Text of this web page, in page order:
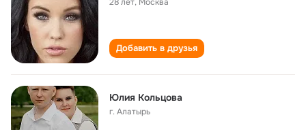
Добавить в друзья
Юлия Кольцова
г. Алатырь